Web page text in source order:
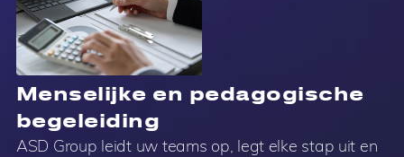
Menselijke en pedagogische
begeleiding
ASD Group leidt uw teams op, legt elke stap uit en